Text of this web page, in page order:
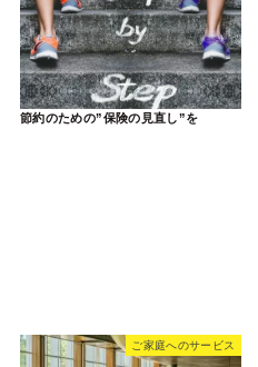
節約のための”保険の見直し”を
ご家庭へのサービス